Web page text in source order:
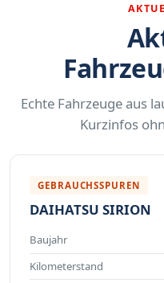
Echte Fahrzeuge aus
Kurzinfos
GEBRAUCHSSPUREN
DAIHATSU SIRION
Baujahr
Kilometerstand